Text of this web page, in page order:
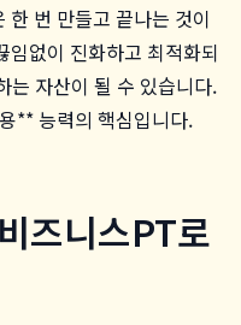
한 번 만들고 끝나는 것이
임없이 진화하고 최적화되
는 자산이 될 수 있습니다.
** 능력의 핵심입니다.
즈니스PT로